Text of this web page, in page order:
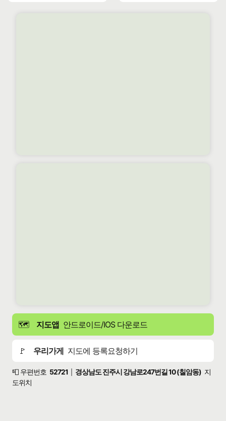
🗺️ 지도앱 안드로이드/IOS 다운로드
🚩 우리가게 지도에 등록요청하기
📮 우편번호 52721 경상남도 진주시 강남로247번길 10 (칠암동) 지
도위치